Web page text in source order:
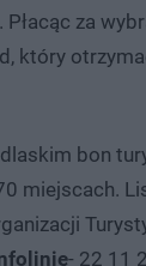
za
który
bon
miejscach.
- 22 11